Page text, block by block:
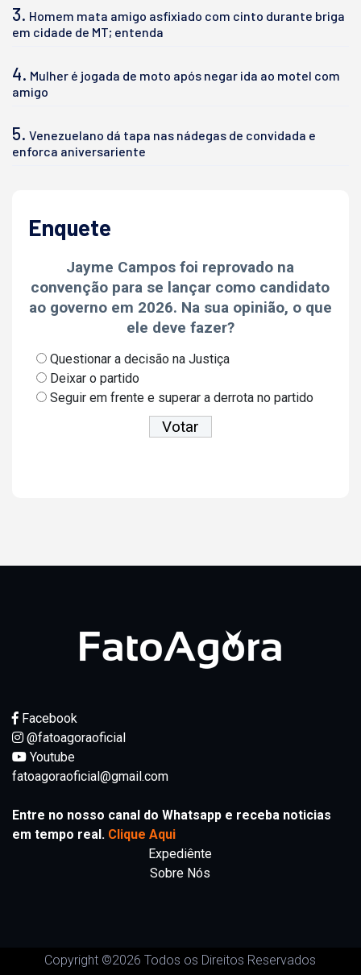
3. Homem mata amigo asfixiado com cinto durante briga
em cidade de MT; entenda
4. Mulher é jogada de moto após negar ida ao motel com
amigo
5. Venezuelano dá tapa nas nádegas de convidada e
enforca aniversariente
Enquete
Jayme Campos foi reprovado na
convenção para se lançar como candidato
ao governo em 2026. Na sua opinião, o que
ele deve fazer?
Questionar a decisão na Justiça
Deixar o partido
Seguir em frente e superar a derrota no partido
Facebook
@fatoagoraoficial
Youtube
fatoagoraoficial@gmail.com
Entre no nosso canal do Whatsapp e receba noticias
em tempo real. Clique Aqui
Expediênte
Sobre Nós
Copyright ©2026 Todos os Direitos Reservados